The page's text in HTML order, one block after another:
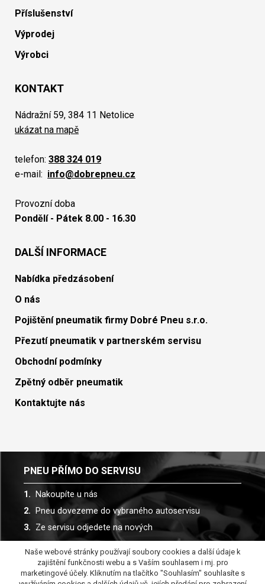
Příslušenství
Výprodej
Výrobci
KONTAKT
Nádražní 59, 384 11 Netolice
ukázat na mapě
telefon: 388 324 019
e-mail: info@dobrepneu.cz
Provozní doba
Pondělí - Pátek 8.00 - 16.30
DALŠÍ INFORMACE
Nabídka předzásobení
O nás
Pojištění pneumatik firmy Dobré Pneu s.r.o.
Přezutí pneumatik v partnerském servisu
Obchodní podmínky
Zpětný odběr pneumatik
Kontaktujte nás
PNEU PŘÍMO DO SERVISU
Nakoupíte u nás
Pneu dovezeme do vybraného autoservisu
Ze servisu odjedete na nových
Spolupracujeme s více než 30 autoservisy
Naše webové stránky používají soubory cookies a další údaje k
zajištění funkčnosti webu a s Vaším souhlasem i mj. pro
marketingové účely. Kliknutím na tlačítko "Souhlasím" souhlasíte s